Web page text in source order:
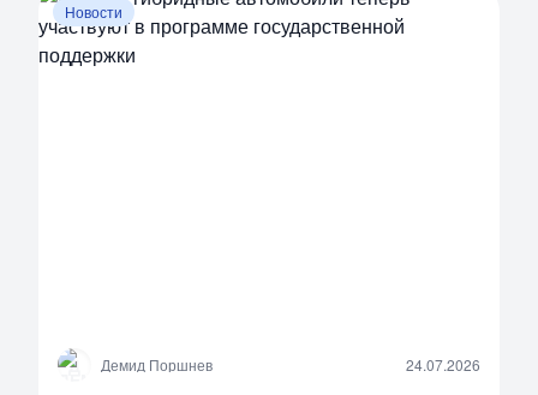
Новости
Д Демид Поршнев 24.07.2026